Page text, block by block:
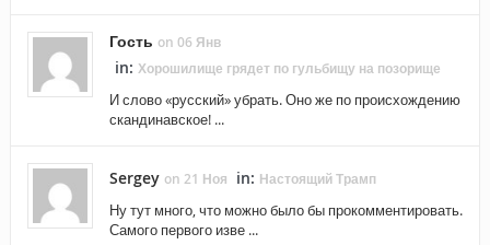
Гость on 06 Янв
in: Хорошилище грядет по гульбищу на позорище
И слово «русский» убрать. Оно же по происхождению
скандинавское! ...
Sergey on 21 Ноя in: Настоящий Трамп
Ну тут много, что можно было бы прокомментировать.
Самого первого изве ...